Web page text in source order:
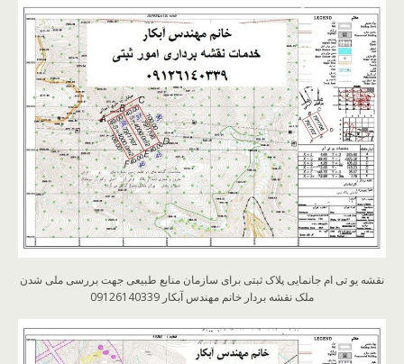
نقشه یو تی ام جانمایی پلاک ثبتی برای سازمان منابع طبیعی جهت بررسی ملی شدن
ملک نقشه بردار خانم مهندس آبکار 09126140339